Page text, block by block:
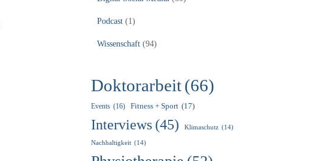
Podcast(1)
Wissenschaft(94)
Doktorarbeit (66)
Events (16) Fitness + Sport (17)
Interviews (45) Klimaschutz (14)
Nachhaltigkeit (14)